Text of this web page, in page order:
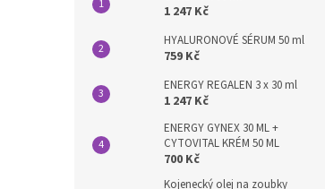
1 247 Kč
HYALURONOVÉ SÉRUM 50 ml
759 Kč
ENERGY REGALEN 3 x 30 ml
1 247 Kč
ENERGY GYNEX 30 ML +
CYTOVITAL KRÉM 50 ML
700 Kč
Kojenecký olej na zoubky